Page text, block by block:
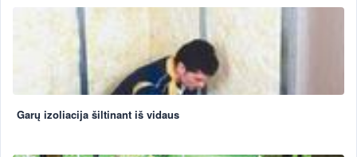
Garų izoliacija šiltinant iš vidaus